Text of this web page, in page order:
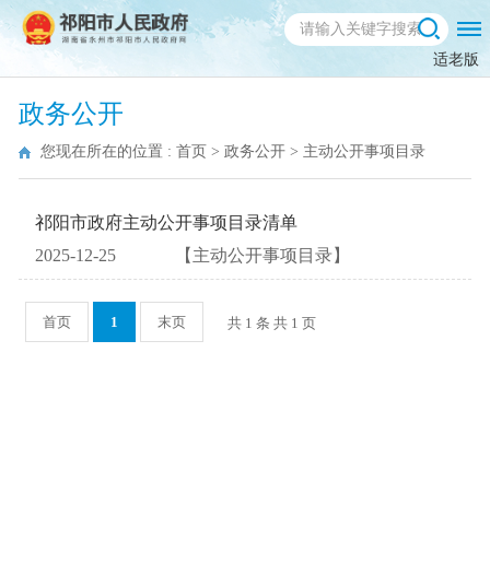
适老版
政务公开
您现在所在的位置 : 首页 > 政务公开 > 主动公开事项目录
祁阳市政府主动公开事项目录清单
2025-12-25
【主动公开事项目录】
首页 1 末页 共 1 条 共 1 页